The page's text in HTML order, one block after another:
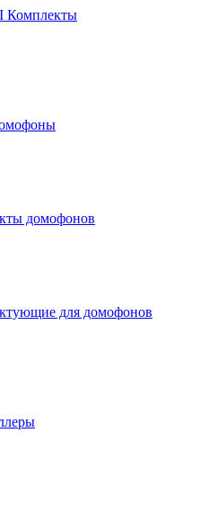
Комплекты
домофонов
для домофонов